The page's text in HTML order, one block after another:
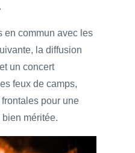
en commun avec les
la diffusion
un concert
feux de camps,
pour une
méritée.